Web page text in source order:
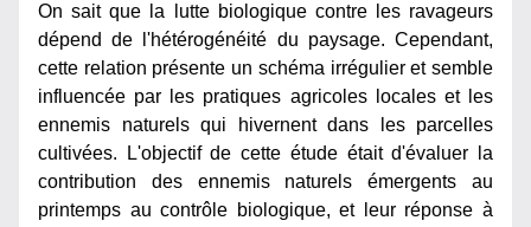
On sait que la lutte biologique contre les ravageurs
dépend de l'hétérogénéité du paysage. Cependant,
cette relation présente un schéma irrégulier et semble
influencée par les pratiques agricoles locales et les
ennemis naturels qui hivernent dans les parcelles
cultivées. L'objectif de cette étude était d'évaluer la
contribution des ennemis naturels émergents au
printemps au contrôle biologique, et leur réponse à